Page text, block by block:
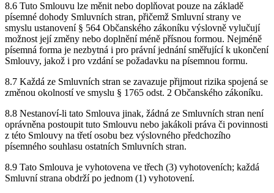
8.6 Tuto Smlouvu lze měnit nebo doplňovat pouze na základě
písemné dohody Smluvních stran, přičemž Smluvní strany ve
smyslu ustanovení § 564 Občanského zákoníku výslovně vylučují
možnost její změny nebo doplnění méně přísnou formou. Nejméně
písemná forma je nezbytná i pro právní jednání směřující k ukončení
Smlouvy, jakož i pro vzdání se požadavku na písemnou formu.
8.7 Každá ze Smluvních stran se zavazuje přijmout rizika spojená se
změnou okolností ve smyslu § 1765 odst. 2 Občanského zákoníku.
8.8 Nestanoví-li tato Smlouva jinak, žádná ze Smluvních stran není
oprávněna postoupit tuto Smlouvu nebo jakákoli práva či povinnosti
z této Smlouvy na třetí osobu bez výslovného předchozího
písemného souhlasu ostatních Smluvních stran.
8.9 Tato Smlouva je vyhotovena ve třech (3) vyhotoveních; každá
Smluvní strana obdrží po jednom (1) vyhotovení.